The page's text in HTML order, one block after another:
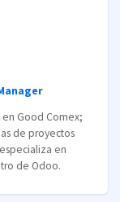
Good Comex;
de proyectos
en
de Odoo.